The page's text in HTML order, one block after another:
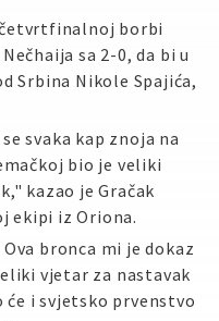
četvrtfinalnoj borbi
sa 2-0, da bi u
Srbina Nikole Spajića,
svaka kap znoja na
bio je veliki
kazao je Gračak
ekipi iz Oriona.
bronca mi je dokaz
vjetar za nastavak
i svjetsko prvenstvo